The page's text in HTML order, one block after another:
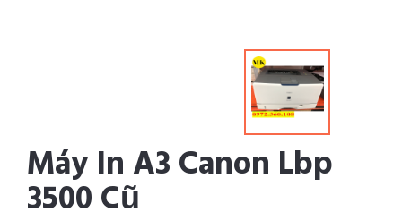
Máy In A3 Canon Lbp
3500 Cũ